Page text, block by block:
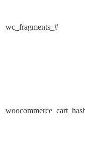
wc_fragments_#